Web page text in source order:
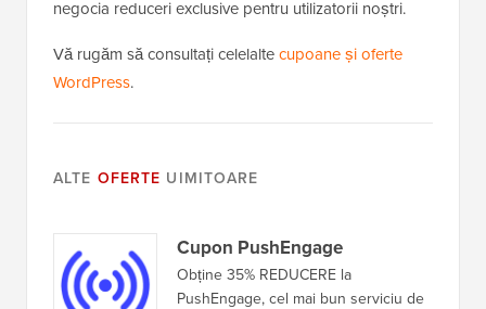
negocia reduceri exclusive pentru utilizatorii noștri.
Vă rugăm să consultați celelaltecupoane și oferte
WordPress.
ALTE OFERTE UIMITOARE
Cupon PushEngage
Obține 35% REDUCERE la
PushEngage, cel mai bun serviciu de